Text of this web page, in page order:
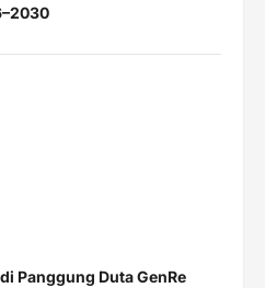
Panggung Duta GenRe